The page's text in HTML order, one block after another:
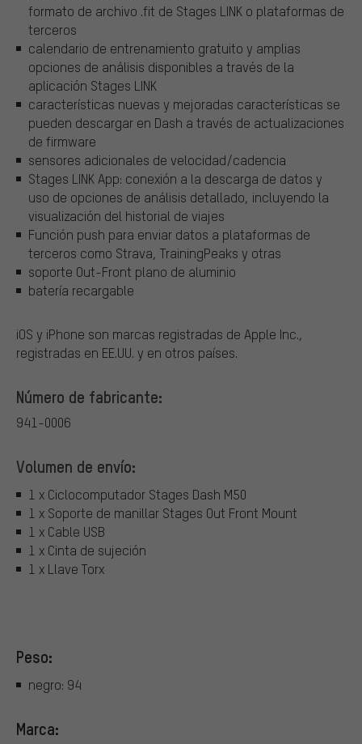
formato de archivo .fit de Stages LINK o plataformas de
terceros
calendario de entrenamiento gratuito y amplias
opciones de análisis disponibles a través de la
aplicación Stages LINK
características nuevas y mejoradas características se
pueden descargar en Dash a través de actualizaciones
de firmware
sensores adicionales de velocidad/cadencia
Stages LINK App: conexión a la descarga de datos y
uso de opciones de análisis detallado, incluyendo la
visualización del historial de viajes
Función push para enviar datos a plataformas de
terceros como Strava, TrainingPeaks y otras
soporte Out-Front plano de aluminio
batería recargable
iOS y iPhone son marcas registradas de Apple Inc.,
registradas en EE.UU. y en otros países.
Número de fabricante:
941-0006
Volumen de envío:
1 x Ciclocomputador Stages Dash M50
1 x Soporte de manillar Stages Out Front Mount
1 x Cable USB
1 x Cinta de sujeción
1 x Llave Torx
Peso:
negro: 94
Marca: